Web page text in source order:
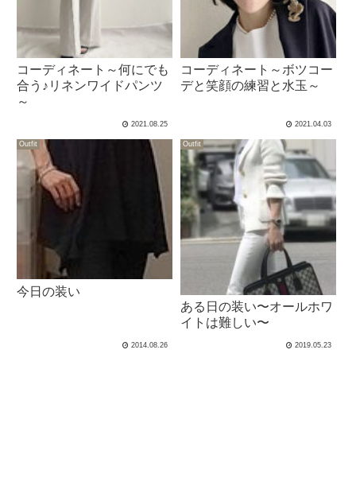
コーディネート～何にでも
合う♪リネンワイドパンツ
～
2021.08.25
コーディネート～ボツコー
デと笑顔の練習と水玉～
2021.04.03
Outfit
今日の装い
2014.08.26
Outfit
ある日の装い〜オールホワ
イトは難しい〜
2019.05.23